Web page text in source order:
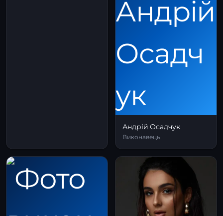
Андрій Осадчук
Виконавець